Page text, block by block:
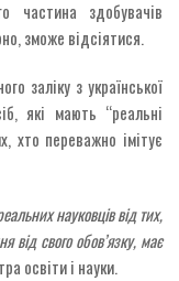
частина здобувачів
зможе відсіятися.
заліку з української
які мають “реальні
хто переважно імітує
науковців від тих,
від свого обов’язку, має
освіти і науки.